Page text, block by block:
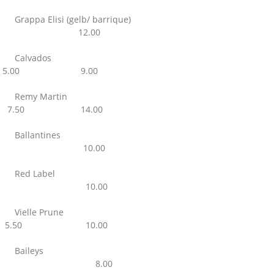
Grappa Elisi (gelb/ barrique)
12.00
Calvados
5.00 9.00
Remy Martin
7.50 14.00
Ballantines
10.00
Red Label
10.00
Vielle Prune
5.50 10.00
Baileys
8.00